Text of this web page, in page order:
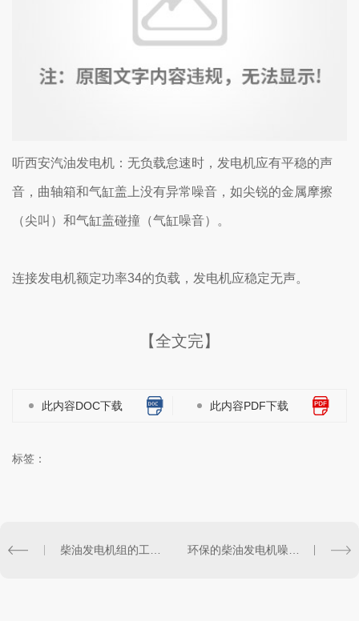
听西安汽油发电机：无负载怠速时，发电机应有平稳的声
音，曲轴箱和气缸盖上没有异常噪音，如尖锐的金属摩擦
（尖叫）和气缸盖碰撞（气缸噪音）。
连接发电机额定功率34的负载，发电机应稳定无声。
【全文完】
此内容DOC下载 此内容PDF下载
标签：